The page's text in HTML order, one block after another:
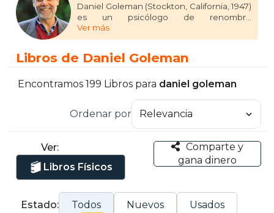
Daniel Goleman (Stockton, California, 1947)
es un psicólogo de renombre
internacional y autor best seller. Saltó a la
fama en 1995 con su libro Inteligencia
The New York Times, donde escribió
ciencias del comportamiento. Ha sido
recibió el Premio a la Trayectoria de la
Asociación Estadounidense de Psicología
por sus escritos. Actualmente, vive en los
es: DanielGoleman.info
Ver más
Libros de Daniel Goleman
Encontramos 199 Libros para daniel goleman
Ordenar por
Ver:
Libros Físicos
Comparte y
gana dinero
Estado: Todos Nuevos Usados